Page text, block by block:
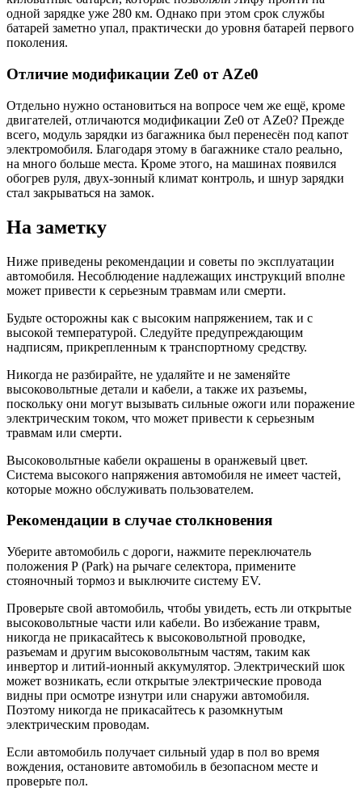
одной зарядке уже 280 км. Однако при этом срок службы
батарей заметно упал, практически до уровня батарей первого
поколения.
Отличие модификации Ze0 от АZe0
Отдельно нужно остановиться на вопросе чем же ещё, кроме
двигателей, отличаются модификации Ze0 от АZe0? Прежде
всего, модуль зарядки из багажника был перенесён под капот
электромобиля. Благодаря этому в багажнике стало реально,
на много больше места. Кроме этого, на машинах появился
обогрев руля, двух-зонный климат контроль, и шнур зарядки
стал закрываться на замок.
На заметку
Ниже приведены рекомендации и советы по эксплуатации
автомобиля. Несоблюдение надлежащих инструкций вполне
может привести к серьезным травмам или смерти.
Будьте осторожны как с высоким напряжением, так и с
высокой температурой. Следуйте предупреждающим
надписям, прикрепленным к транспортному средству.
Никогда не разбирайте, не удаляйте и не заменяйте
высоковольтные детали и кабели, а также их разъемы,
поскольку они могут вызывать сильные ожоги или поражение
электрическим током, что может привести к серьезным
травмам или смерти.
Высоковольтные кабели окрашены в оранжевый цвет.
Система высокого напряжения автомобиля не имеет частей,
которые можно обслуживать пользователем.
Рекомендации в случае столкновения
Уберите автомобиль с дороги, нажмите переключатель
положения Р (Park) на рычаге селектора, примените
стояночный тормоз и выключите систему EV.
Проверьте свой автомобиль, чтобы увидеть, есть ли открытые
высоковольтные части или кабели. Во избежание травм,
никогда не прикасайтесь к высоковольтной проводке,
разъемам и другим высоковольтным частям, таким как
инвертор и литий-ионный аккумулятор. Электрический шок
может возникать, если открытые электрические провода
видны при осмотре изнутри или снаружи автомобиля.
Поэтому никогда не прикасайтесь к разомкнутым
электрическим проводам.
Если автомобиль получает сильный удар в пол во время
вождения, остановите автомобиль в безопасном месте и
проверьте пол.